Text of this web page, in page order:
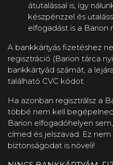
átutalással is, így
készpénzzel és
elfogadást is a Barion
A bankkártyás fizetéshez
regisztráció (Barion tárca
bankkártyád számát, a
található CVC kódot.
Ha azonban regisztrálsz a
többé nem kell
Barion elfogadóhelyen
címed és jelszavad. Ez
biztonságodat is növeli!